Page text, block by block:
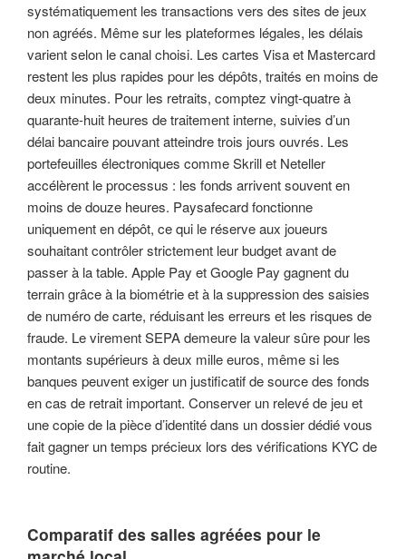
systématiquement les transactions vers des sites de jeux
non agréés. Même sur les plateformes légales, les délais
varient selon le canal choisi. Les cartes Visa et Mastercard
restent les plus rapides pour les dépôts, traités en moins de
deux minutes. Pour les retraits, comptez vingt-quatre à
quarante-huit heures de traitement interne, suivies d’un
délai bancaire pouvant atteindre trois jours ouvrés. Les
portefeuilles électroniques comme Skrill et Neteller
accélèrent le processus : les fonds arrivent souvent en
moins de douze heures. Paysafecard fonctionne
uniquement en dépôt, ce qui le réserve aux joueurs
souhaitant contrôler strictement leur budget avant de
passer à la table. Apple Pay et Google Pay gagnent du
terrain grâce à la biométrie et à la suppression des saisies
de numéro de carte, réduisant les erreurs et les risques de
fraude. Le virement SEPA demeure la valeur sûre pour les
montants supérieurs à deux mille euros, même si les
banques peuvent exiger un justificatif de source des fonds
en cas de retrait important. Conserver un relevé de jeu et
une copie de la pièce d’identité dans un dossier dédié vous
fait gagner un temps précieux lors des vérifications KYC de
routine.
Comparatif des salles agréées pour le